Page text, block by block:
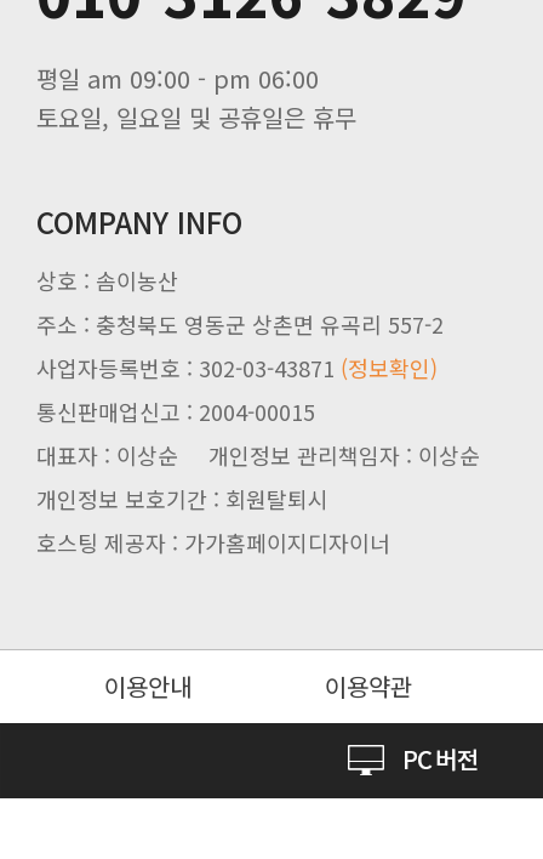
평일 am 09:00 - pm 06:00
토요일, 일요일 및 공휴일은 휴무
COMPANY INFO
상호 : 솜이농산
주소 : 충청북도 영동군 상촌면 유곡리 557-2
사업자등록번호 : 302-03-43871 (정보확인)
통신판매업신고 : 2004-00015
대표자 : 이상순 개인정보 관리책임자 : 이상순
개인정보 보호기간 : 회원탈퇴시
호스팅 제공자 : 가가홈페이지디자이너
이용안내 이용약관